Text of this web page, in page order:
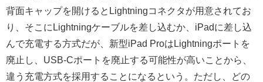
背面キャップを開けるとLightningコネクタが用意されてお
り、そこにLightningケーブルを差し込むか、iPadに差し込
んで充電する方式だが、新型iPad ProはLightningポートを
廃止し、USB-Cポートを廃止する可能性が高いことから、
違う充電方式を採用することになるという。ただし、どの